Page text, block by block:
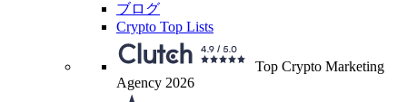
ブログ
Crypto Top Lists
Top Crypto Marketing
Agency 2026